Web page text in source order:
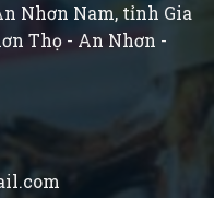
Nhơn Nam, tỉnh Gia
Thọ - An Nhơn -